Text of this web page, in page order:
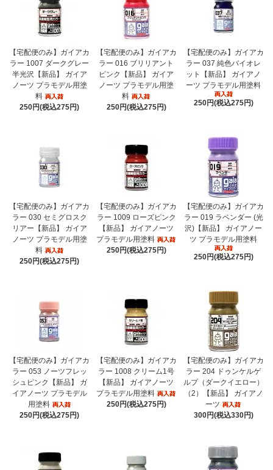
【宅配便のみ】ガイアカ
ラー 1007 ダークグレー
半光沢【新品】 ガイア
ノーツ プラモデル用塗
料
250円(税込275円)
【宅配便のみ】ガイアカ
ラー 016 ブリリアント
ピンク【新品】 ガイア
ノーツ プラモデル用塗
料
250円(税込275円)
【宅配便のみ】ガイアカ
ラー 037 純色バイオレ
ット【新品】 ガイアノ
ーツ プラモデル用塗料
250円(税込275円)
【宅配便のみ】ガイアカ
ラー 030 セミグロスク
リアー【新品】 ガイア
ノーツ プラモデル用塗
料
250円(税込275円)
【宅配便のみ】ガイアカ
ラー 1009 ローズピンク
【新品】 ガイアノーツ
プラモデル用塗料
250円(税込275円)
【宅配便のみ】ガイアカ
ラー 019 ラベンダー (光
沢)【新品】 ガイアノー
ツ プラモデル用塗料
250円(税込275円)
【宅配便のみ】ガイアカ
ラー 053 ノーツフレッ
シュピンク【新品】 ガ
イアノーツ プラモデル
用塗料
250円(税込275円)
【宅配便のみ】ガイアカ
ラー 1008 クリーム1号
【新品】 ガイアノーツ
プラモデル用塗料
250円(税込275円)
【宅配便のみ】ガイアカ
ラー 204 ドゥンケルゲ
ルプ（ダークイエロー）
（2）【新品】 ガイアノ
ーツ
300円(税込330円)